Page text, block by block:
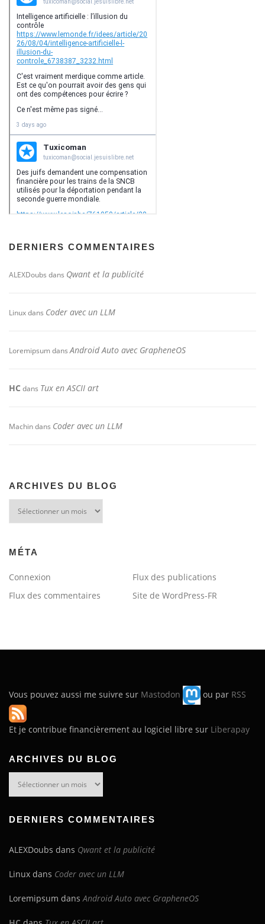
DERNIERS COMMENTAIRES
ALEXDoubs dans Qwant et la publicité
Linuxdans Coder avec un LLM
LoremipsumdansAndroid Auto avec GrapheneOS
HC dans Tux en ASCII art
Machindans Coder avec un LLM
ARCHIVES DU BLOG
MÉTA
Connexion
Flux des publications
Flux des commentaires
Site de WordPress-FR
Vous pouvez aussi me suivre sur Mastodon ou par RSS
Et je contribue financièrement au logiciel libre sur Liberapay
ARCHIVES DU BLOG
DERNIERS COMMENTAIRES
ALEXDoubs dans Qwant et la publicité
Linux dans Coder avec un LLM
Loremipsum dansAndroid Auto avec GrapheneOS